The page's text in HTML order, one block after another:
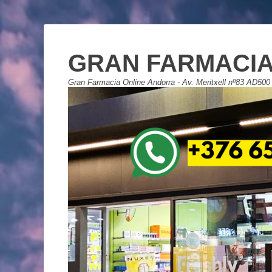
GRAN
Gran Farmacia Online Andorra - Av. Meritxell nº83